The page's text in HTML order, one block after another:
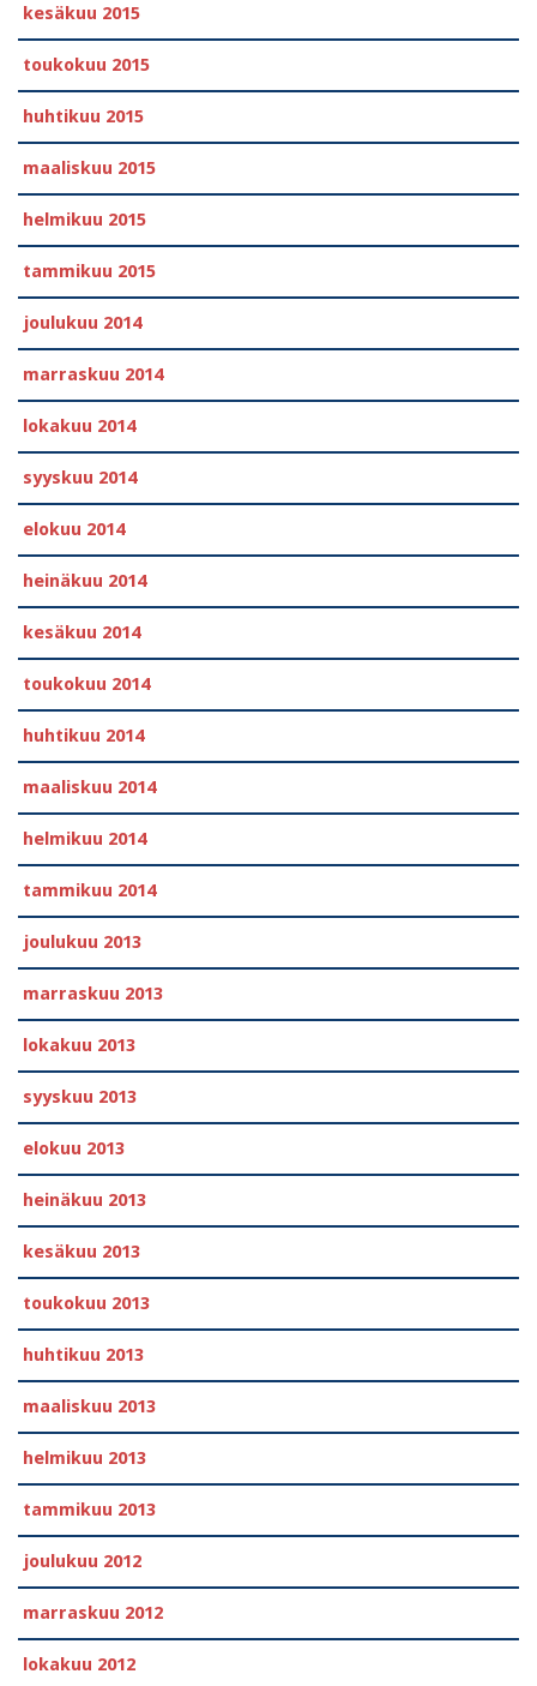
kesäkuu 2015
toukokuu 2015
huhtikuu 2015
maaliskuu 2015
helmikuu 2015
tammikuu 2015
joulukuu 2014
marraskuu 2014
lokakuu 2014
syyskuu 2014
elokuu 2014
heinäkuu 2014
kesäkuu 2014
toukokuu 2014
huhtikuu 2014
maaliskuu 2014
helmikuu 2014
tammikuu 2014
joulukuu 2013
marraskuu 2013
lokakuu 2013
syyskuu 2013
elokuu 2013
heinäkuu 2013
kesäkuu 2013
toukokuu 2013
huhtikuu 2013
maaliskuu 2013
helmikuu 2013
tammikuu 2013
joulukuu 2012
marraskuu 2012
lokakuu 2012